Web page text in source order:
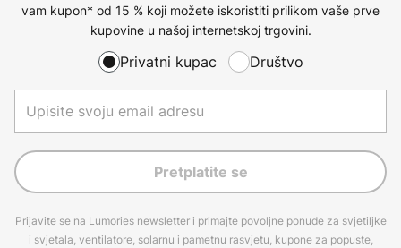
vam kupon* od 15 % koji možete iskoristiti prilikom vaše prve
kupovine u našoj internetskoj trgovini.
Privatni kupac Društvo
Pretplatite se
Prijavite se na Lumories newsletter i primajte povoljne ponude za svjetiljke
i svjetala, ventilatore, solarnu i pametnu rasvjetu, kupone za popuste,